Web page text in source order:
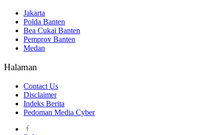
Jakarta
Polda Banten
Bea Cukai Banten
Pemprov Banten
Medan
Halaman
Contact Us
Disclaimer
Indeks Berita
Pedoman Media Cyber